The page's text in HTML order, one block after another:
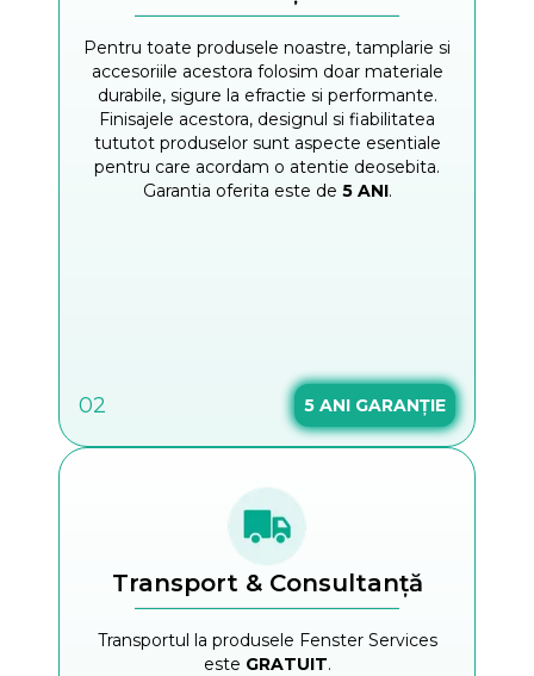
Pentru toate produsele noastre, tamplarie si
accesoriile acestora folosim doar materiale
durabile, sigure la efractie si performante.
Finisajele acestora, designul si fiabilitatea
tututot produselor sunt aspecte esentiale
pentru care acordam o atentie deosebita.
Garantia oferita este de 5 ANI.
02 5 ANI GARANȚIE
Transport & Consultanță
Transportul la produsele Fenster Services
este GRATUIT.